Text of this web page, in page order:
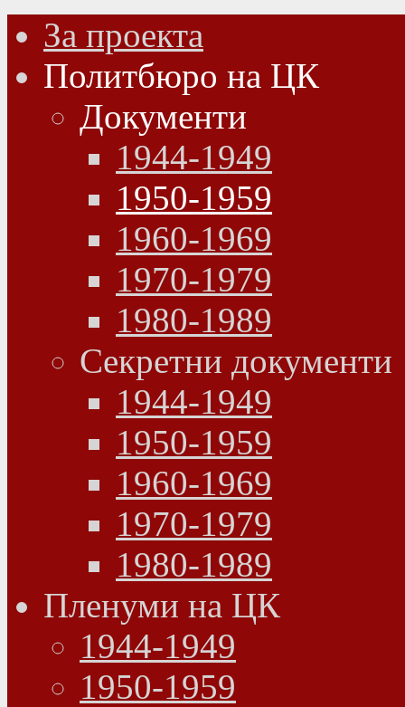
За проекта
Политбюро на ЦК
Документи
1944-1949
1950-1959
1960-1969
1970-1979
1980-1989
Секретни документи
1944-1949
1950-1959
1960-1969
1970-1979
1980-1989
Пленуми на ЦК
1944-1949
1950-1959